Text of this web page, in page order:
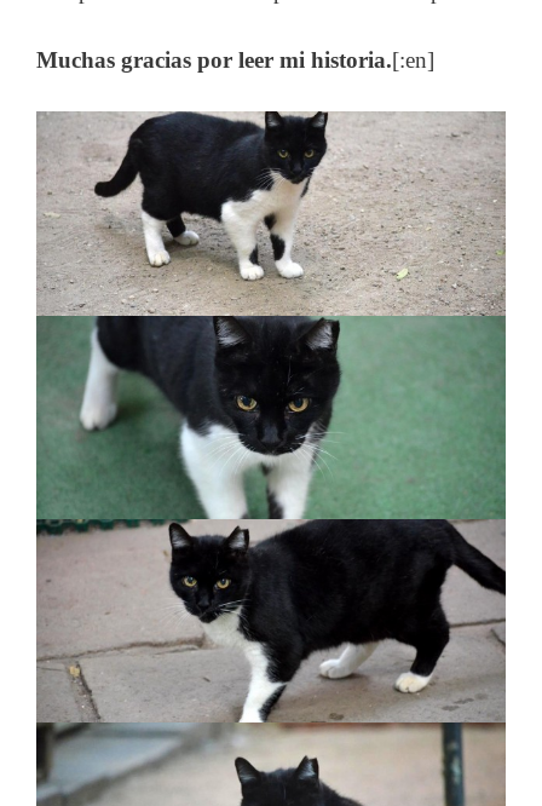
Muchas gracias por leer mi historia.[:en]